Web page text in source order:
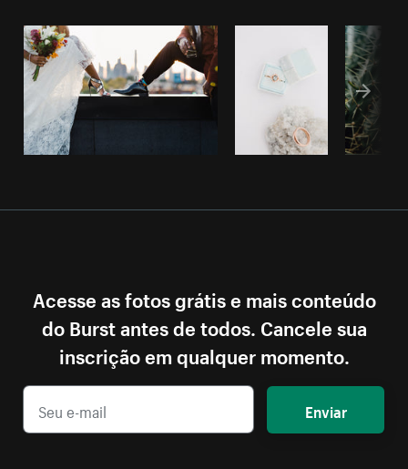
Acesse as fotos grátis e mais conteúdo
do Burst antes de todos. Cancele sua
inscrição em qualquer momento.
Enviar